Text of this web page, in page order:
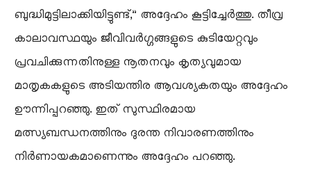
ബുദ്ധിമുട്ടിലാക്കിയിട്ടുണ്ട്,” അദ്ദേഹം കൂട്ടിച്ചേർത്തു. തീവ്ര
കാലാവസ്ഥയും ജീവിവർഗ്ഗങ്ങളുടെ കുടിയേറ്റവും
പ്രവചിക്കുന്നതിനുള്ള നൂതനവും കൃത്യവുമായ
മാതൃകകളുടെ അടിയന്തിര ആവശ്യകതയും അദ്ദേഹം
ഊന്നിപ്പറഞ്ഞു. ഇത് സുസ്ഥിരമായ
മത്സ്യബന്ധനത്തിനും ദുരന്ത നിവാരണത്തിനും
നിർണായകമാണെന്നും അദ്ദേഹം പറഞ്ഞു.